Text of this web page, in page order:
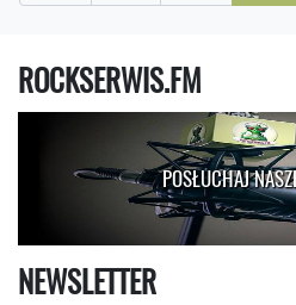
ROCKSERWIS.FM
POSŁUCHAJ
NEWSLETTER